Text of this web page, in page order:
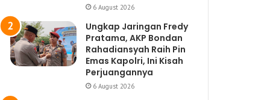
6 August 2026
Ungkap Jaringan Fredy
Pratama, AKP Bondan
Rahadiansyah Raih Pin
Emas Kapolri, Ini Kisah
Perjuangannya
6 August 2026